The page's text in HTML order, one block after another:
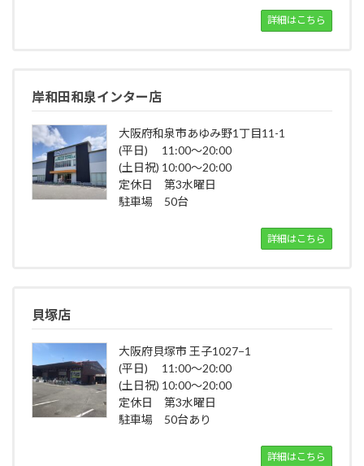
詳細はこちら
岸和田和泉インター店
大阪府和泉市あゆみ野1丁目11-1
(平日) 11:00～20:00
(土日祝) 10:00～20:00
定休日 第3水曜日
駐車場 50台
詳細はこちら
貝塚店
大阪府貝塚市 王子1027−1
(平日) 11:00～20:00
(土日祝) 10:00～20:00
定休日 第3水曜日
駐車場 50台あり
詳細はこちら